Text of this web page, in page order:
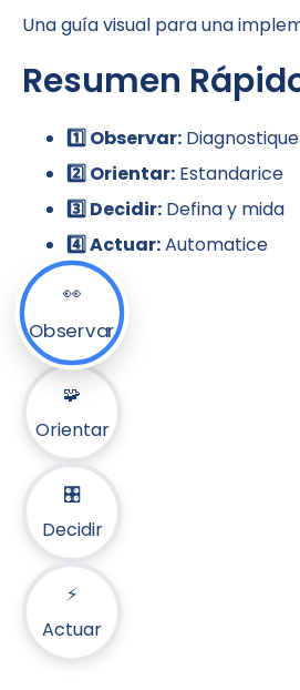
Una guía visual para una
Resumen
1️⃣ Observar: Diagnostique
2️⃣ Orientar: Estandarice
3️⃣ Decidir: Defina y mida
4️⃣ Actuar:Automatice
👀
Observar
🧩
Orientar
🎛️
Decidir
⚡
Actuar